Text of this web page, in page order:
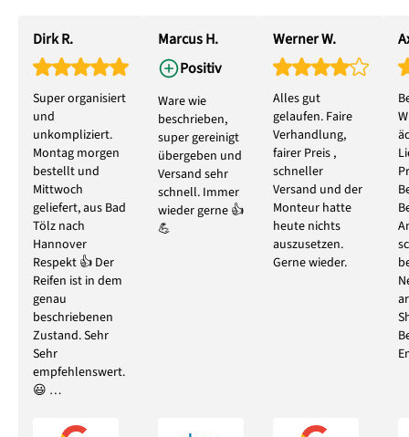
Dirk R.
Super organisiert
und
unkompliziert.
Montag morgen
bestellt und
Mittwoch
geliefert, aus Bad
Tölz nach
Hannover
Respekt 👍 Der
Reifen ist in dem
genau
beschriebenen
Zustand. Sehr
Sehr
empfehlenswert.
😃 …
Marcus H.
Positiv
Ware wie
beschrieben,
super gereinigt
übergeben und
Versand sehr
schnell. Immer
wieder gerne 👍
💪
Werner W.
Alles gut
gelaufen. Faire
Verhandlung,
fairer Preis ,
schneller
Versand und der
Monteur hatte
heute nichts
auszusetzen.
Gerne wieder.